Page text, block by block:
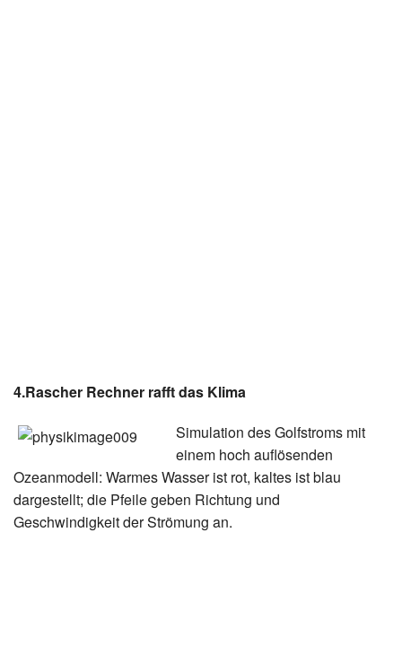
4.Rascher Rechner rafft das Klima
Simulation des Golfstroms mit
einem hoch auflösenden
Ozeanmodell: Warmes Wasser ist rot, kaltes ist blau
dargestellt; die Pfeile geben Richtung und
Geschwindigkeit der Strömung an.